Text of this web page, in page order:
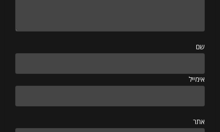
שם
אימייל
אתר